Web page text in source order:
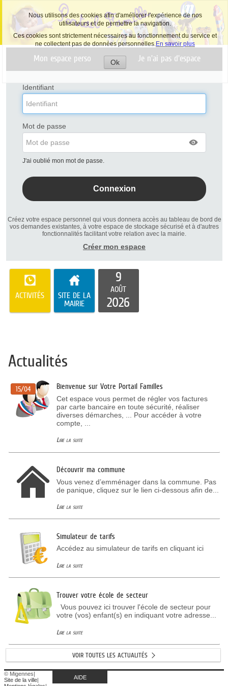
Nous utilisons des cookies afin d'améliorer l'expérience de nos
utilisateurs et de permettre la navigation.
Ces cookies sont strictement nécessaires au fonctionnement du service et
ne collectent pas de données personnelles.En savoir plus
Ok
Accepter
Mon espace perso Je n'ai pas d'espace
Identifiant
Mot de passe
J'ai oublié mon mot de passe.
Créez votre espace personnel qui vous donnera accès au tableau de bord de
vos demandes existantes, à votre espace de stockage sécurisé et à d'autres
fonctionnalités facilitant votre relation avec la mairie.
Créer mon espace
ACTIVITÉS
SITE DE LA
MAIRIE
9
AOÛT
2026
Actualités
15/04 Bienvenue sur Votre Portail Familles
Cet espace vous permet de régler vos factures
par carte bancaire en toute sécurité, réaliser
diverses démarches, ... Pour accéder à votre
compte, ...
Lire la suite
Découvrir ma commune
Vous venez d’emménager dans la commune. Pas
de panique, cliquez sur le lien ci-dessous afin de...
Lire la suite
Simulateur de tarifs
Accédez au simulateur de tarifs en cliquant ici
Lire la suite
Trouver votre école de secteur
Vous pouvez ici trouver l'école de secteur pour
votre (vos) enfant(s) en indiquant votre adresse...
Lire la suite
VOIR TOUTES LES ACTUALITÉS
© Migennes|
Site de la ville|
AIDE